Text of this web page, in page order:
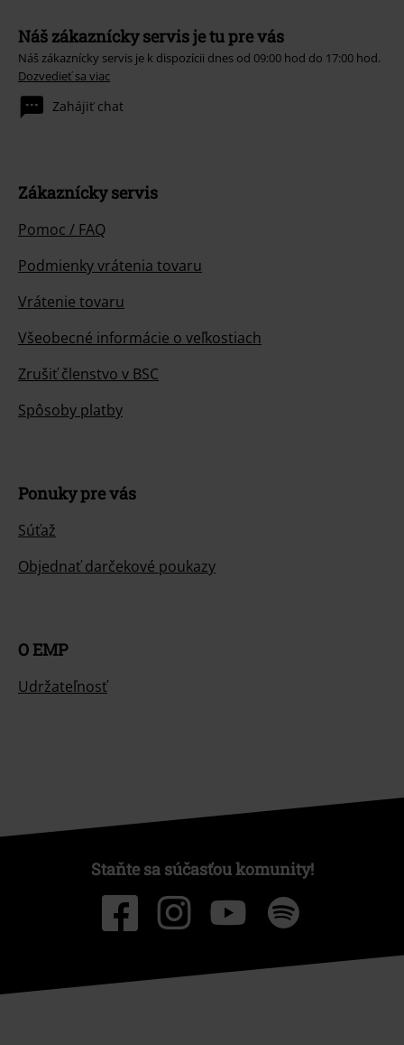
Náš zákaznícky servis je tu pre vás
Náš zákaznícky servis je k dispozícii dnes od 09:00 hod do 17:00 hod.
Dozvedieť sa viac
Zahájiť chat
Zákaznícky servis
Pomoc / FAQ
Podmienky vrátenia tovaru
Vrátenie tovaru
Všeobecné informácie o veľkostiach
Zrušiť členstvo v BSC
Spôsoby platby
Ponuky pre vás
Súťaž
Objednať darčekové poukazy
O EMP
Udržateľnosť
Staňte sa súčasťou komunity!